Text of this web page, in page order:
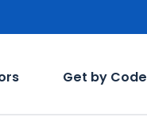
Get by Code